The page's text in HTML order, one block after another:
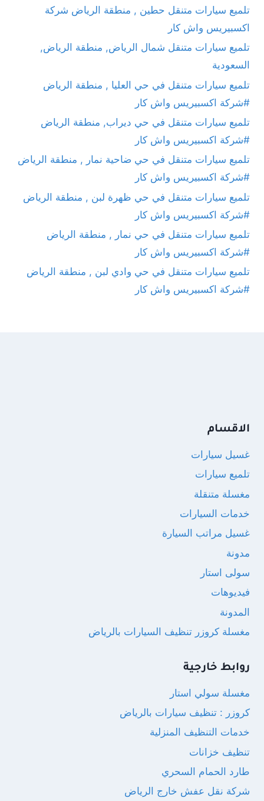
تلميع سيارات متنقل حطين , منطقة الرياض شركة
اكسبيريس واش كار
تلميع سيارات متنقل شمال الرياض, منطقة الرياض,
السعودية
تلميع سيارات متنقل في حي العليا , منطقة الرياض
#شركة اكسبيريس واش كار
تلميع سيارات متنقل في حي ديراب, منطقة الرياض
#شركة اكسبيريس واش كار
تلميع سيارات متنقل في حي ضاحية نمار , منطقة الرياض
#شركة اكسبيريس واش كار
تلميع سيارات متنقل في حي ظهرة لبن , منطقة الرياض
#شركة اكسبيريس واش كار
تلميع سيارات متنقل في حي نمار , منطقة الرياض
#شركة اكسبيريس واش كار
تلميع سيارات متنقل في حي وادي لبن , منطقة الرياض
#شركة اكسبيريس واش كار
الاقسام
غسيل سيارات
تلميع سيارات
مغسلة متنقلة
خدمات السيارات
غسيل مراتب السيارة
مدونة
سولى استار
فيديوهات
المدونة
مغسلة كروزر تنظيف السيارات بالرياض
روابط خارجية
مغسلة سولي استار
كروزر : تنظيف سيارات بالرياض
خدمات التنظيف المنزلية
تنظيف خزانات
طارد الحمام السحري
شركة نقل عفش خارج الرياض